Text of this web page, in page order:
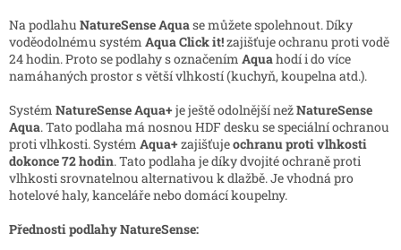
Na podlahu NatureSense Aquase můžete spolehnout. Díky
voděodolnému systém Aqua Click it!zajišťuje ochranu proti vodě
24 hodin. Proto se podlahy s označením Aquahodí i do více
namáhaných prostor s větší vlhkostí (kuchyň, koupelna atd.).
Systém NatureSense Aqua+je ještě odolnější nežNatureSense
Aqua. Tato podlaha má nosnou HDF desku se speciální ochranou
proti vlhkosti. Systém Aqua+zajišťujeochranu proti vlhkosti
dokonce 72 hodin. Tato podlaha je díky dvojité ochraně proti
vlhkosti srovnatelnou alternativou k dlažbě. Je vhodná pro
hotelové haly, kanceláře nebo domácí koupelny.
Přednosti podlahy NatureSense: